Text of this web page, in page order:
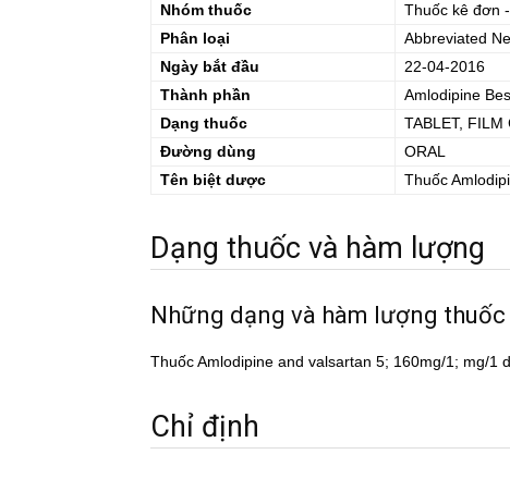
Nhóm thuốc
Thuốc kê đơn
Phân loại
Abbreviated
Ngày bắt đầu
22-04-2016
Thành phần
Amlodipine
Dạng thuốc
TABLET, FILM
Đường dùng
ORAL
Tên biệt dược
Thuốc
Dạng thuốc và hàm lượng
Những dạng và hàm lượng
Thuốc Amlodipine and valsartan 5; 160mg/1; mg/1
Chỉ định